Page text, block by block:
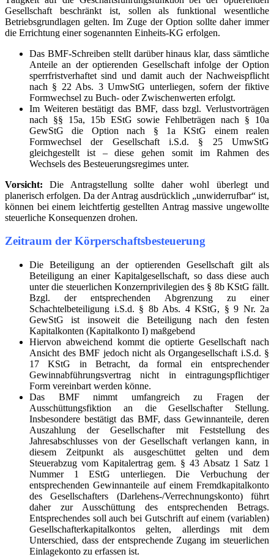
Gesellschaft beschränkt ist, sollen als funktional wesentliche
Betriebsgrundlagen gelten. Im Zuge der Option sollte daher immer
die Errichtung einer sogenannten Einheits-KG erfolgen.
Das BMF-Schreiben stellt darüber hinaus klar, dass sämtliche
Anteile an der optierenden Gesellschaft infolge der Option
sperrfristverhaftet sind und damit auch der Nachweispflicht
nach § 22 Abs. 3 UmwStG unterliegen, sofern der fiktive
Formwechsel zu Buch- oder Zwischenwerten erfolgt.
Im Weiteren bestätigt das BMF, dass bzgl. Verlustvorträgen
nach §§ 15a, 15b EStG sowie Fehlbeträgen nach § 10a
GewStG die Option nach § 1a KStG einem realen
Formwechsel der Gesellschaft i.S.d. § 25 UmwStG
gleichgestellt ist – diese gehen somit im Rahmen des
Wechsels des Besteuerungsregimes unter.
Vorsicht: Die Antragstellung sollte daher wohl überlegt und
planerisch erfolgen. Da der Antrag ausdrücklich „unwiderrufbar“ ist,
können bei einem leichtfertig gestellten Antrag massive ungewollte
steuerliche Konsequenzen drohen.
Zeitraum der Körperschaftsbesteuerung
Die Beteiligung an der optierenden Gesellschaft gilt als
Beteiligung an einer Kapitalgesellschaft, so dass diese auch
unter die steuerlichen Konzernprivilegien des § 8b KStG fällt.
Bzgl. der entsprechenden Abgrenzung zu einer
Schachtelbeteiligung i.S.d. § 8b Abs. 4 KStG, § 9 Nr. 2a
GewStG ist insoweit die Beteiligung nach den festen
Kapitalkonten (Kapitalkonto I) maßgebend
Hiervon abweichend kommt die optierte Gesellschaft nach
Ansicht des BMF jedoch nicht als Organgesellschaft i.S.d. §
17 KStG in Betracht, da formal ein entsprechender
Gewinnabführungsvertrag nicht in eintragungspflichtiger
Form vereinbart werden könne.
Das BMF nimmt umfangreich zu Fragen der
Ausschüttungsfiktion an die Gesellschafter Stellung.
Insbesondere bestätigt das BMF, dass Gewinnanteile, deren
Auszahlung der Gesellschafter mit Feststellung des
Jahresabschlusses von der Gesellschaft verlangen kann, in
diesem Zeitpunkt als ausgeschüttet gelten und dem
Steuerabzug vom Kapitalertrag gem. § 43 Absatz 1 Satz 1
Nummer 1 EStG unterliegen. Die Verbuchung der
entsprechenden Gewinnanteile auf einem Fremdkapitalkonto
des Gesellschafters (Darlehens-/Verrechnungskonto) führt
daher zur Ausschüttung des entsprechenden Betrags.
Entsprechendes soll auch bei Gutschrift auf einem (variablen)
Gesellschafterkapitalkontos gelten, allerdings mit dem
Unterschied, dass der entsprechende Zugang im steuerlichen
Einlagekonto zu erfassen ist.